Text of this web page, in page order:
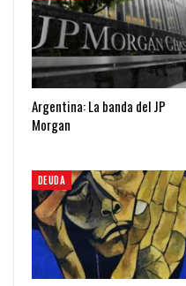
Argentina: La banda del JP
Morgan
DEUDA